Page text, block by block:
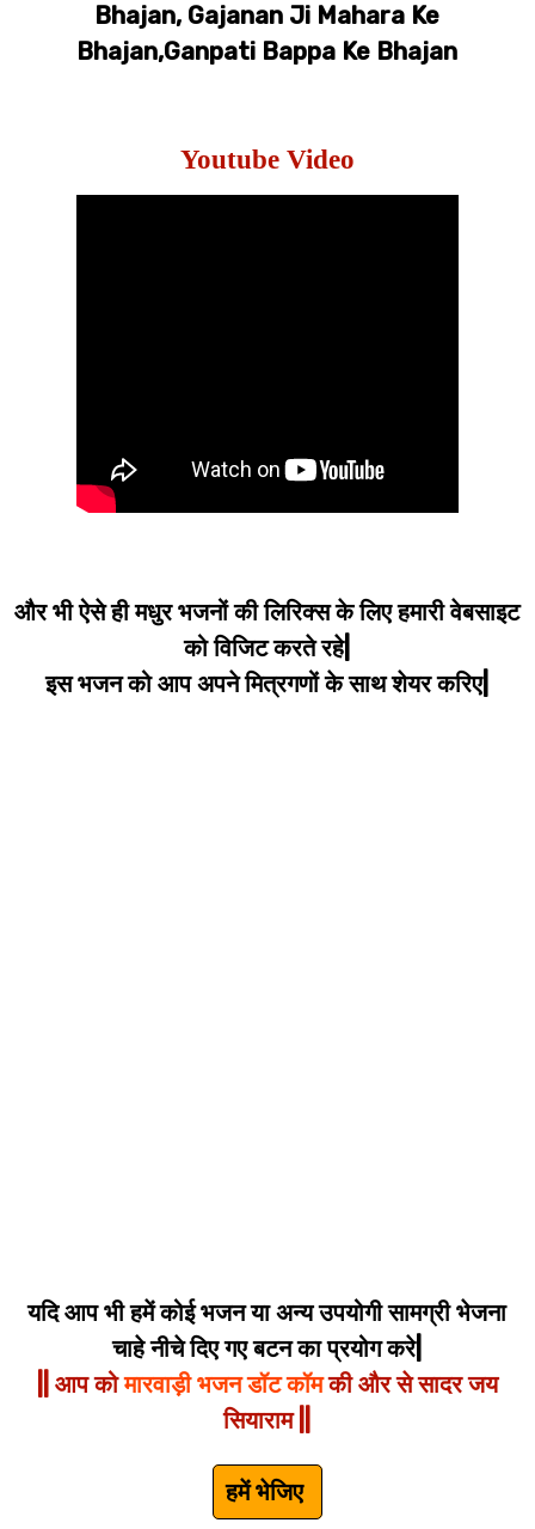
Bhajan, Gajanan Ji Mahara Ke
Bhajan,Ganpati Bappa Ke Bhajan
Youtube Video
और भी ऐसे ही मधुर भजनों की लिरिक्स के लिए हमारी वेबसाइट
को विजिट करते रहे|
इस भजन को आप अपने मित्रगणों के साथ शेयर करिए|
यदि आप भी हमें कोई भजन या अन्य उपयोगी सामग्री भेजना
चाहे नीचे दिए गए बटन का प्रयोग करे|
|| आप कोमारवाड़ी भजन डॉट कॉमकी और से सादर जय
सियाराम ||
हमें भेजिए